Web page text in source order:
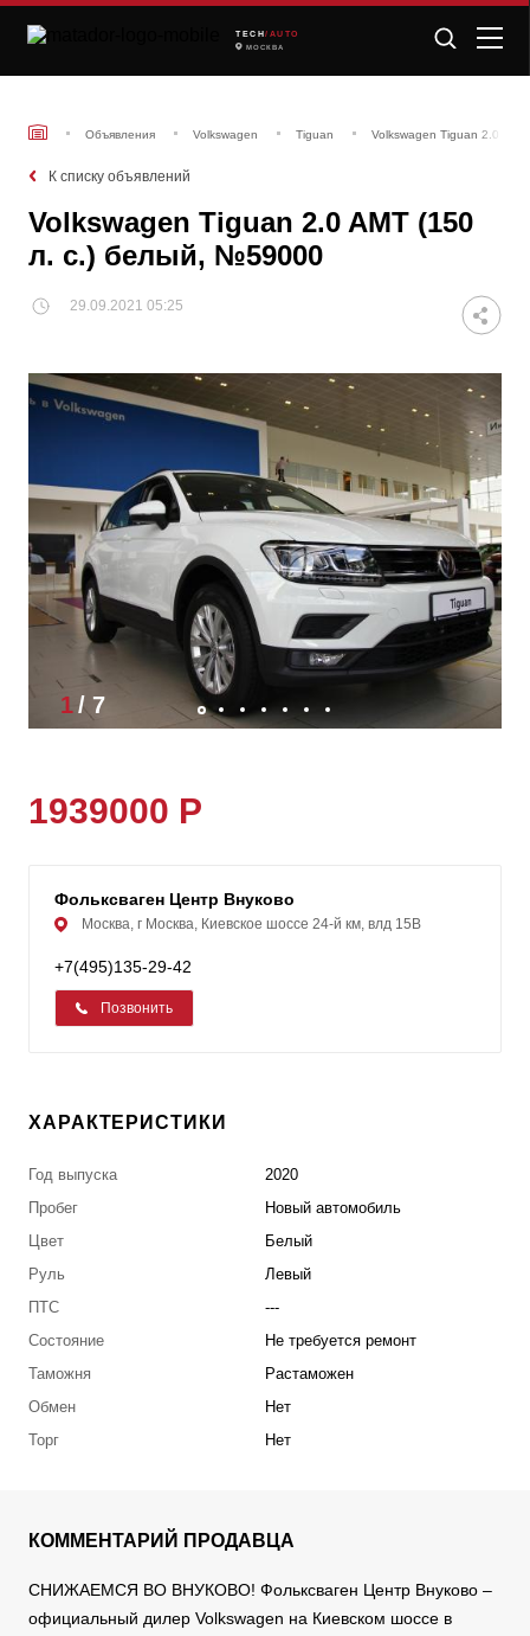
TECH /AUTO
МОСКВА
Объявления Volkswagen Tiguan Volkswagen Tiguan 2.0
К списку объявлений
Volkswagen Tiguan 2.0 AMT (150
л. с.) белый, №59000
29.09.2021 05:25
1/ 7
1939000 Р
Фольксваген Центр Внуково
Москва, г Москва, Киевское шоссе 24-й км, влд 15В
+7(495)135-29-42
Позвонить
ХАРАКТЕРИСТИКИ
Год выпуска
2020
Пробег
Новый автомобиль
Цвет
Белый
Руль
Левый
ПТС
---
Состояние
Не требуется ремонт
Таможня
Растаможен
Обмен
Нет
Торг
Нет
КОММЕНТАРИЙ ПРОДАВЦА
СНИЖАЕМСЯ ВО ВНУКОВО! Фольксваген Центр Внуково –
официальный дилер Volkswagen на Киевском шоссе в